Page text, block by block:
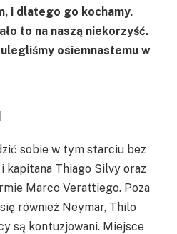
i dlatego go kochamy.
to na naszą niekorzyść.
osiemnastemu w
sobie w tym starciu bez
kapitana Thiago Silvy oraz
Marco Verattiego. Poza
również Neymar, Thilo
są kontuzjowani. Miejsce